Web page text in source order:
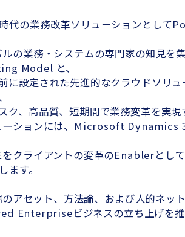
代の業務改革ソリューションとし
の業務・システムの専門家の知見を
Model と、
に設定された先進的なクラウドソリ
ク、高品質、短期間で業務変革を実
ーションには、Microsoft
クライアントの変革のEnablerとし
ます。
アセット、方法論、および人的ネッ
Enterpriseビジネスの立ち上げを